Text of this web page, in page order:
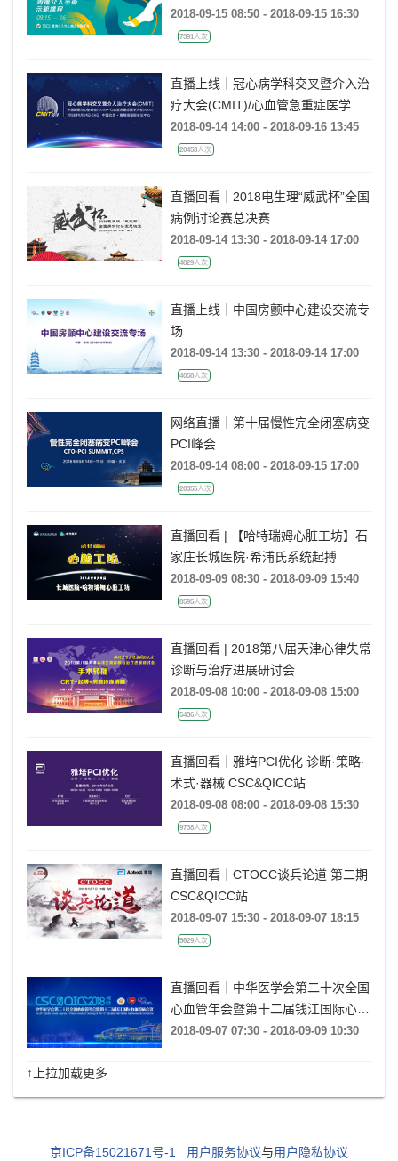
2018-09-15 08:50 - 2018-09-15 16:30
7391人次
直播上线｜冠心病学科交叉暨介入治
疗大会(CMIT)/心血管急重症医学大
会(AICC)/中国睡眠与心脏峰会(CCS)
2018-09-14 14:00 - 2018-09-16 13:45
20453人次
直播回看｜2018电生理“威武杯”全国
病例讨论赛总决赛
2018-09-14 13:30 - 2018-09-14 17:00
4829人次
直播上线｜中国房颤中心建设交流专
场
2018-09-14 13:30 - 2018-09-14 17:00
4058人次
网络直播｜第十届慢性完全闭塞病变
PCI峰会
2018-09-14 08:00 - 2018-09-15 17:00
20355人次
直播回看 | 【哈特瑞姆心脏工坊】石
家庄长城医院·希浦氏系统起搏
2018-09-09 08:30 - 2018-09-09 15:40
8595人次
直播回看 | 2018第八届天津心律失常
诊断与治疗进展研讨会
2018-09-08 10:00 - 2018-09-08 15:00
5436人次
直播回看｜雅培PCI优化 诊断·策略·
术式·器械 CSC&QICC站
2018-09-08 08:00 - 2018-09-08 15:30
9738人次
直播回看｜CTOCC谈兵论道 第二期
CSC&QICC站
2018-09-07 15:30 - 2018-09-07 18:15
5629人次
直播回看｜中华医学会第二十次全国
心血管年会暨第十二届钱江国际心血
管病会议（CSC & QICC2018）
2018-09-07 07:30 - 2018-09-09 10:30
↑上拉加载更多
京ICP备15021671号-1 用户服务协议与用户隐私协议